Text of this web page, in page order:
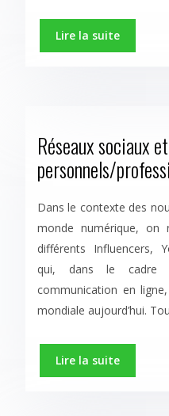
Lire la suite
Réseaux sociaux
personnels/
Dans le contexte des
monde numérique, on
différents Influencers,
qui, dans le cadre
communication en
mondiale aujourd’hui.
Lire la suite